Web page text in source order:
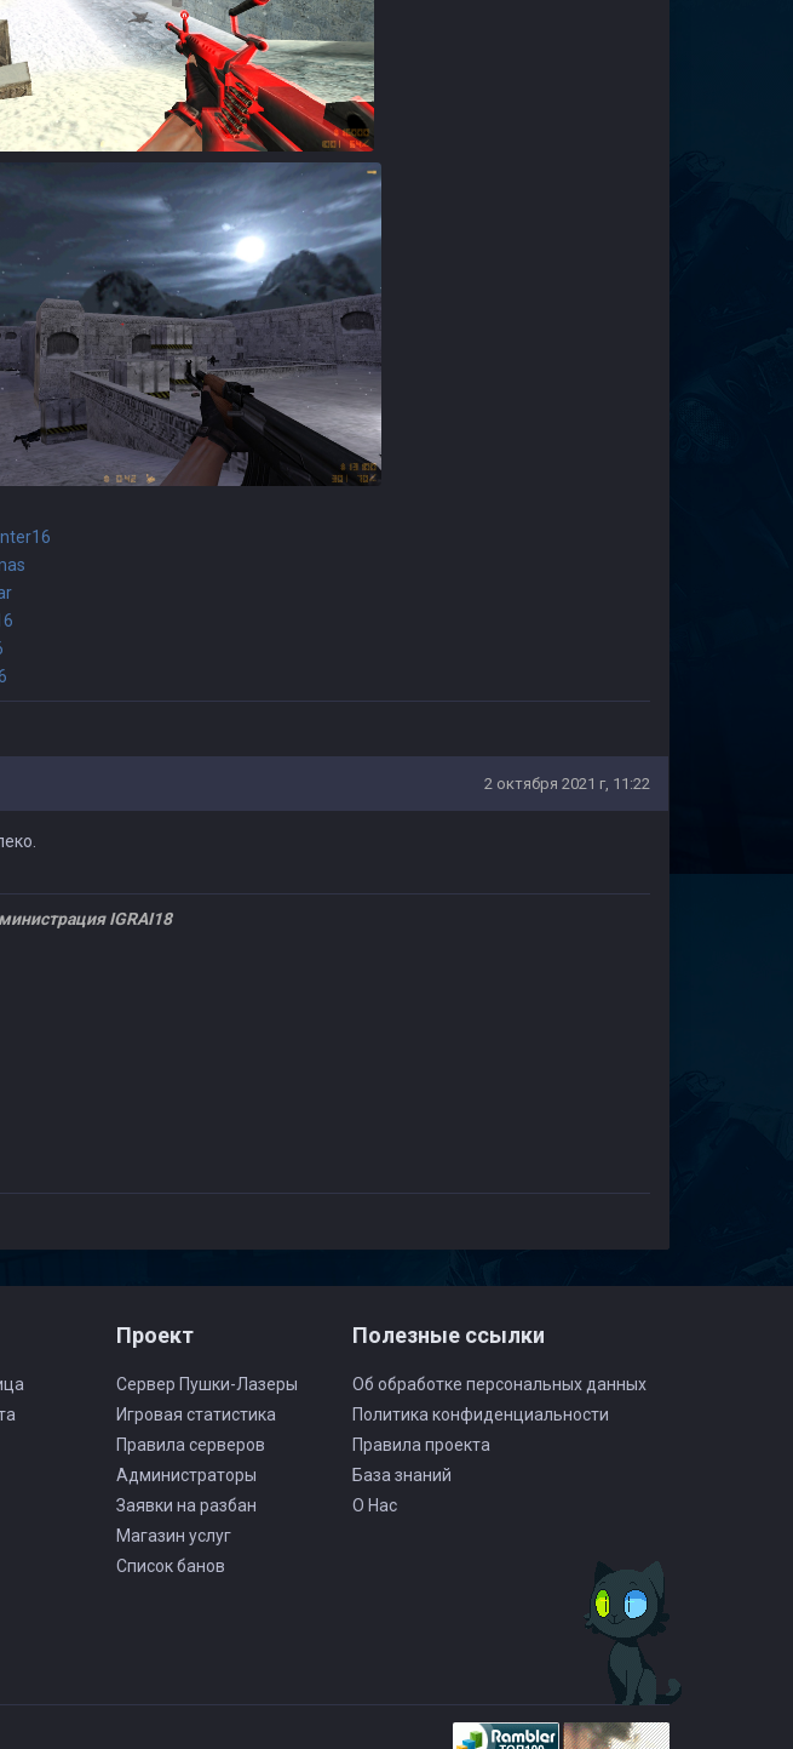
2 октября 2021 г, 11:22
IGRAI18
Проект
Сервер Пушки-Лазеры
Игровая статистика
Правила серверов
Администраторы
Заявки на разбан
Магазин услуг
Список банов
Полезные ссылки
Об обработке персональных данных
Политика конфиденциальности
Правила проекта
База знаний
О Нас